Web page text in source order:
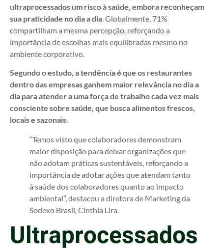
ultraprocessados um risco à saúde, embora reconheçam
sua praticidade no dia a dia . Globalmente, 71%
compartilham a mesma percepção, reforçando a
importância de escolhas mais equilibradas mesmo no
ambiente corporativo.
Segundo o estudo, a tendência é que os restaurantes
dentro das empresas ganhem maior relevância no dia a
dia para atender a uma força de trabalho cada vez mais
consciente sobre saúde, que busca alimentos frescos,
locais e sazonais.
“Temos visto que colaboradores demonstram
maior disposição para deixar organizações que
não adotam práticas sustentáveis, reforçando a
importância de adotar ações que atendam tanto
à saúde dos colaboradores quanto ao impacto
ambiental”, destacou a diretora de Marketing da
Sodexo Brasil, Cinthia Lira.
Ultraprocessados